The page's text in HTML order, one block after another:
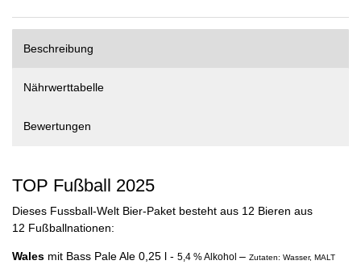
Beschreibung
Nährwerttabelle
Bewertungen
TOP Fußball 2025
Dieses Fussball-Welt Bier-Paket besteht aus 12 Bieren aus
12 Fußballnationen:
Wales mit Bass Pale Ale 0,25 l - 5,4 % Alkohol – Zutaten: Wasser, MALT